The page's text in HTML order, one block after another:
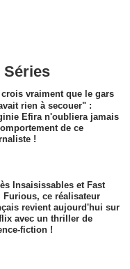
Séries
vraiment que le gars
rien à secouer" :
Efira n'oubliera jamais
de ce
!
Insaisissables et Fast
Furious, ce réalisateur
revient aujourd'hui sur
avec un thriller de
fiction !